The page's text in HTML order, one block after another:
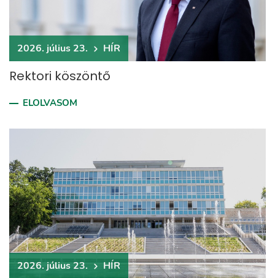
2026. július 23. HÍR
Rektori köszöntő
ELOLVASOM
2026. július 23. HÍR